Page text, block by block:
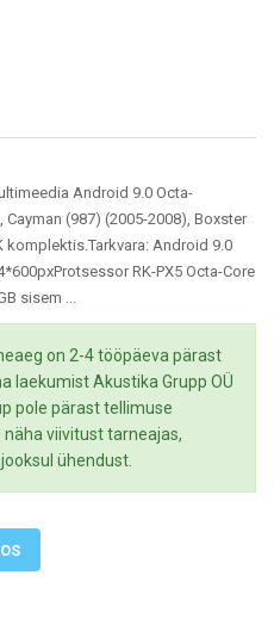
Android 9.0 Octa-
(987) (2005-2008), Boxster
komplektis.Tarkvara: Android 9.0
RK-PX5 Octa-Core
sisem ...
on 2-4 tööpäeva pärast
laekumist Akustika Grupp OÜ
pole pärast tellimuse
viivitust tarneajas,
ühendust.